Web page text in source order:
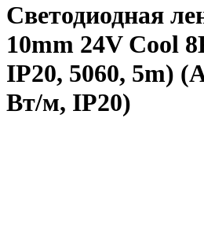
Светодиодная
10mm 24V Cool
IP20, 5060, 5m)
Вт/м, IP20)